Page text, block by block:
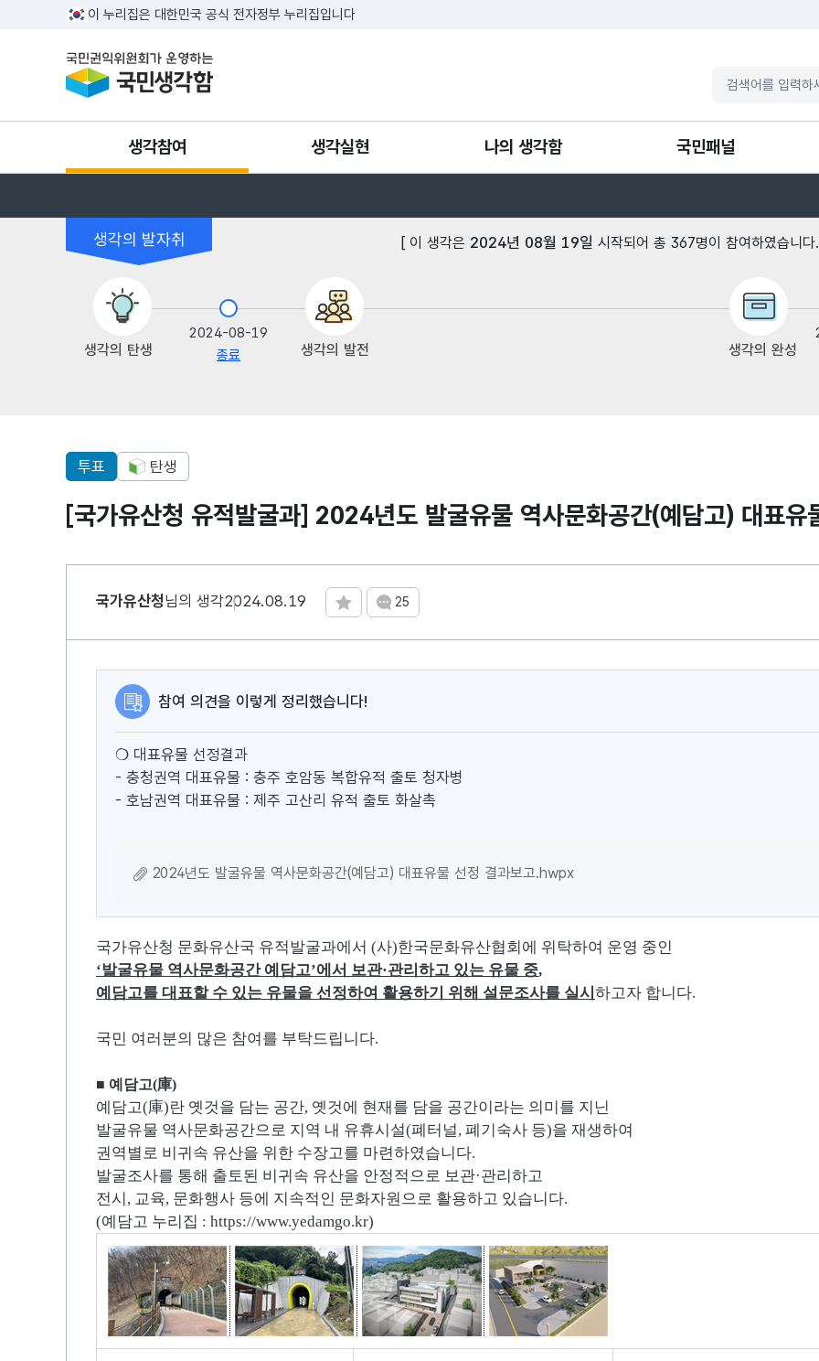
반복영역 건너뛰기이 누리집은 대한민국 공식 전자정부 누리집입니다
국민권익위원회가 운영하는 국민생각함
생각참여
생각모음
온라인공청회
생각실현 나의 생각함 국민패널
패널 가입·탈퇴
생각의 발자취 [ 이 생각은 2024년 08월 19일 시작되어 총 367명이 참여하였습니
생각의 탄생
2024-08-19
종료
생각의 발전 생각의 완성
투표 탄생
[국가유산청 유적발굴과] 2024년도 발굴유물 역사문화공간(예담고) 대표유
국가유산청님의 생각2024.08.19 댓글 수
25
참여 의견을 이렇게 정리했습니다!
❍ 대표유물 선정결과
- 충청권역 대표유물 : 충주 호암동 복합유적 출토 청자병
- 호남권역 대표유물 : 제주 고산리 유적 출토 화살촉
2024년도 발굴유물 역사문화공간(예담고) 대표유물 선정 결과보고.hwpx
국가유산청 문화유산국 유적발굴과에서 (사)한국문화유산협회에 위탁하여 운영 중인
‘발굴유물 역사문화공간 예담고’에서 보관·관리하고 있는 유물 중,
예담고를 대표할 수 있는 유물을 선정하여 활용하기 위해 설문조사를 실시 하고자 합니다.
국민 여러분의 많은 참여를 부탁드립니다.
■ 예담고(庫)
예담고(庫)란 옛것을 담는 공간, 옛것에 현재를 담을 공간이라는 의미를 지닌
발굴유물 역사문화공간으로 지역 내 유휴시설(폐터널 , 폐기숙사 등)을 재생하여
권역별로 비귀속 유산을 위한 수장고를 마련하였습니다.
발굴조사를 통해 출토된 비귀속 유산을 안정적으로 보관·관리하고
전시 , 교육, 문화행사 등에 지속적인 문화자원으로 활용하고 있습니다.
(예담고 누리집 : https://www.yedamgo.kr)